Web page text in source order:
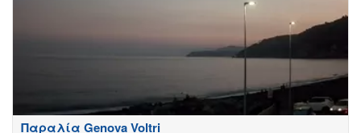
Παραλία Genova Voltri